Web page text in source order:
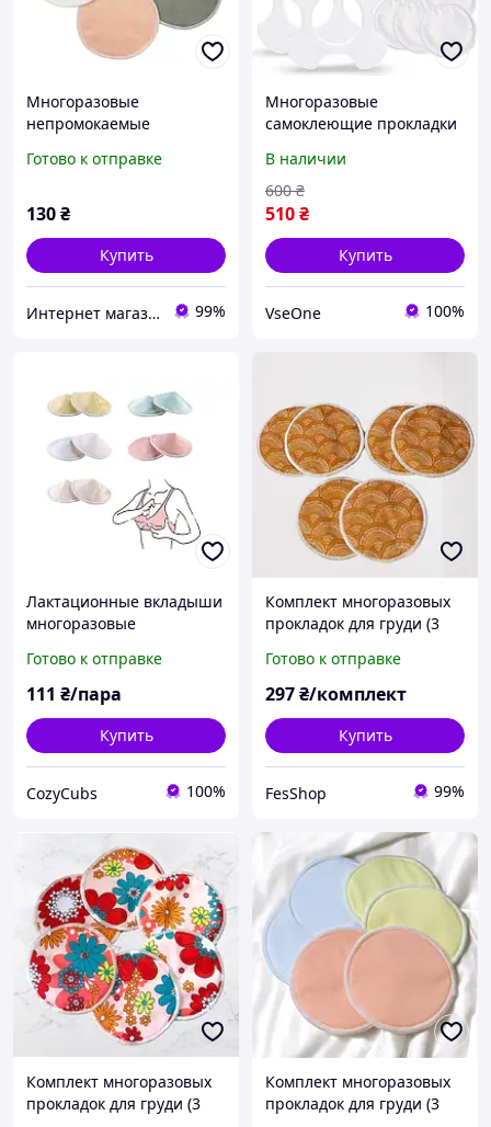
Многоразовые
непромокаемые
бамбука Белый
Готово к отправке
130₴
Купить
Интернет магазин "Берегиня". Все для Мамы и Малыша 99%
Многоразовые
самоклеющие прокладки
NuNi
В наличии
510₴
600 ₴
Купить
VseOne 100%
Лактационные вкладыши
многоразовые
Прокладки для груди
Вкладыши для кормящих
Готово к отправке
111 ₴/пара
Купить
CozyCubs 100%
Комплект многоразовых
прокладок для груди (3
Готово к отправке
297₴/комплект
Купить
FesShop 99%
Комплект многоразовых
прокладок для груди (3
Комплект многоразовых
прокладок для груди (3